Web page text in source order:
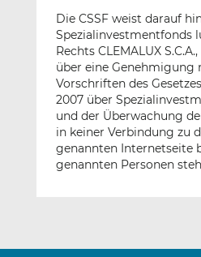
Die CSSF weist darauf
Spezialinvestmentfonds
Rechts CLEMALUX
über eine Genehmigung
Vorschriften des
2007 über
und der Überwachung
in keiner Verbindung zu
genannten Internetseite
genannten Personen